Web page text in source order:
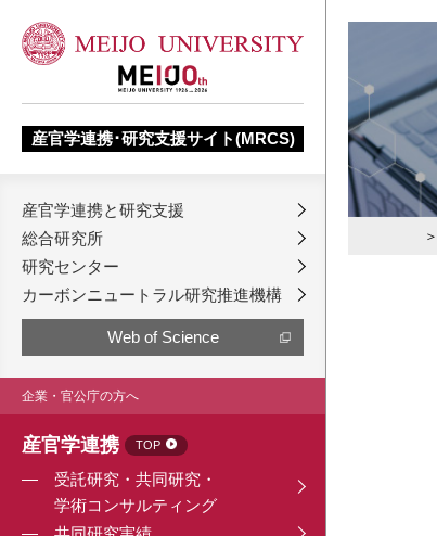
産官学連携･研究支援サイト(MRCS)
産官学連携と研究支援
総合研究所
研究センター
カーボンニュートラル研究推進機構
Web of Science
企業・官公庁の方へ
産官学連携 TOP
受託研究・共同研究・
学術コンサルティング